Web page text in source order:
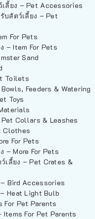
ยง – Pet Accessories
สัตว์เลี้ยง – Pet
For Pets
– Item For Pets
Sand
Toilets
Feeders & Watering
Toys
Collars & Leashes
Clothes
For Pets
– More For Pets
ลี้ยง – Pet Crates &
Bird Accessories
Heat Light Bulb
For Pet Parents
Items For Pet Parents